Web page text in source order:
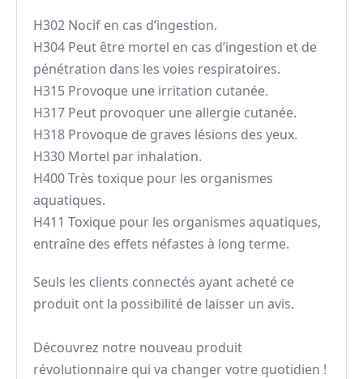
H302 Nocif en cas d’ingestion.
H304 Peut être mortel en cas d’ingestion et de
pénétration dans les voies respiratoires.
H315 Provoque une irritation cutanée.
H317 Peut provoquer une allergie cutanée.
H318 Provoque de graves lésions des yeux.
H330 Mortel par inhalation.
H400 Très toxique pour les organismes
aquatiques.
H411 Toxique pour les organismes aquatiques,
entraîne des effets néfastes à long terme.
Seuls les clients connectés ayant acheté ce
produit ont la possibilité de laisser un avis.
Découvrez notre nouveau produit
révolutionnaire qui va changer votre quotidien !